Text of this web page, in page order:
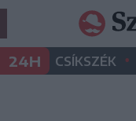
24H CSÍKSZÉK •